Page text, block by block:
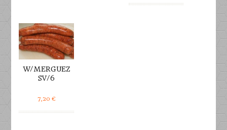
W/MERGUEZ
SV/6
7,20 €